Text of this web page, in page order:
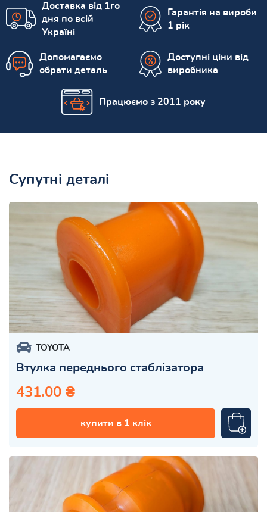
Доставка від 1го
дня по всій
Україні
Гарантія на вироби
1 рік
Допомагаємо
обрати деталь
Доступні ціни від
виробника
Працюємо з 2011 року
Супутні деталі
TOYOTA
Втулка переднього стаблізатора
431.00 ₴
купити в 1 клік